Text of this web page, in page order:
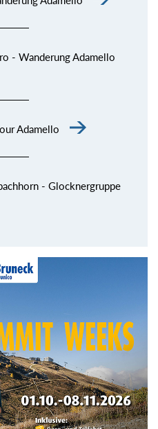
- Wanderung Adamello
Adamello
- Glocknergruppe